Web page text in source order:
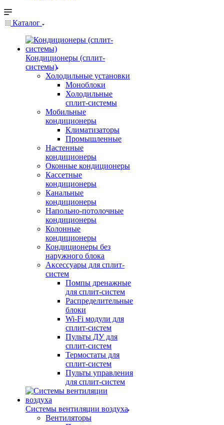
Каталог
Кондиционеры (сплит-
системы)
Холодильные установки
Моноблоки
Холодильные
сплит-системы
Мобильные
кондиционеры
Климатизаторы
Промышленные
Настенные
кондиционеры
Оконные кондиционеры
Кассетные
кондиционеры
Канальные
кондиционеры
Напольно-потолочные
кондиционеры
Колонные
кондиционеры
Кондиционеры без
наружного блока
Аксессуары для сплит-
систем
Помпы дренажные
для сплит-систем
Распределительные
блоки
Wi-Fi модули для
сплит-систем
Пульты ДУ для
сплит-систем
Термостаты для
сплит-систем
Пульты управления
для сплит-систем
Системы вентиляции воздуха
Вентиляторы